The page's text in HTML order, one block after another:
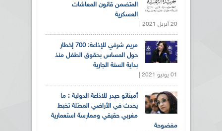
المتضمن قانون المعاشات
العسكرية
20 أبريل 2021 |
مريم شرفي للإذاعة: 700 إخطار
حول المساس بحقوق الطفل منذ
بداية السنة الجارية
01 يونيو 2021 |
أميناتو حيدر للاذاعة الدولية : ما
يحدث في الأراضي المحتلة تخبط
مغربي حقيقي وممارسة استعمارية
مفضوحة